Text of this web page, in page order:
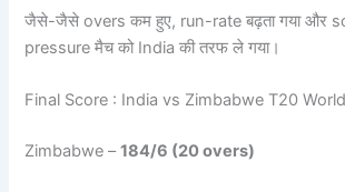
जैसे-जैसे overs कम हुए, run-rate बढ़ता गया और
pressure मैच को India की तरफ ले गया।
Final Score : India vs Zimbabwe T20
Zimbabwe –184/6 (20 overs)